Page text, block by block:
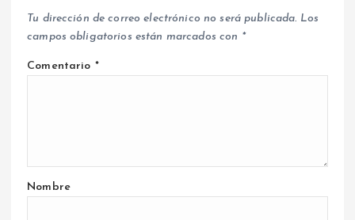
Tu dirección de correo electrónico no será publicada. Los
campos obligatorios están marcados con *
Comentario *
Nombre